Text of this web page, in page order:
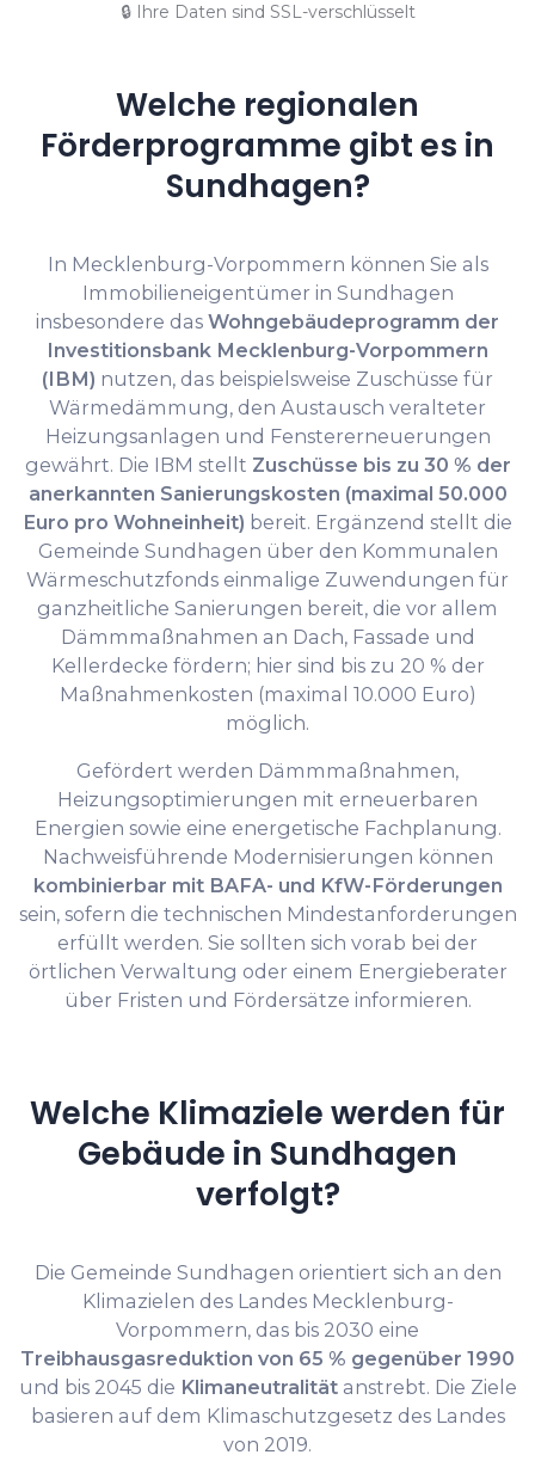
🔒 Ihre Daten sind SSL-verschlüsselt
Welche regionalen
Förderprogramme gibt es in
Sundhagen?
In Mecklenburg-Vorpommern können Sie als
Immobilieneigentümer in Sundhagen
insbesondere das Wohngebäudeprogramm der
Investitionsbank Mecklenburg-Vorpommern
(IBM) nutzen, das beispielsweise Zuschüsse für
Wärmedämmung, den Austausch veralteter
Heizungsanlagen und Fenstererneuerungen
gewährt. Die IBM stellt Zuschüsse bis zu 30 % der
anerkannten Sanierungskosten (maximal 50.000
Euro pro Wohneinheit) bereit. Ergänzend stellt die
Gemeinde Sundhagen über den Kommunalen
Wärmeschutzfonds einmalige Zuwendungen für
ganzheitliche Sanierungen bereit, die vor allem
Dämmmaßnahmen an Dach, Fassade und
Kellerdecke fördern; hier sind bis zu 20 % der
Maßnahmenkosten (maximal 10.000 Euro)
möglich.
Gefördert werden Dämmmaßnahmen,
Heizungsoptimierungen mit erneuerbaren
Energien sowie eine energetische Fachplanung.
Nachweisführende Modernisierungen können
kombinierbar mit BAFA- und KfW-Förderungen
sein, sofern die technischen Mindestanforderungen
erfüllt werden. Sie sollten sich vorab bei der
örtlichen Verwaltung oder einem Energieberater
über Fristen und Fördersätze informieren.
Welche Klimaziele werden für
Gebäude in Sundhagen
verfolgt?
Die Gemeinde Sundhagen orientiert sich an den
Klimazielen des Landes Mecklenburg-
Vorpommern, das bis 2030 eine
Treibhausgasreduktion von 65 % gegenüber 1990
und bis 2045 die Klimaneutralitätanstrebt. Die Ziele
basieren auf dem Klimaschutzgesetz des Landes
von 2019.